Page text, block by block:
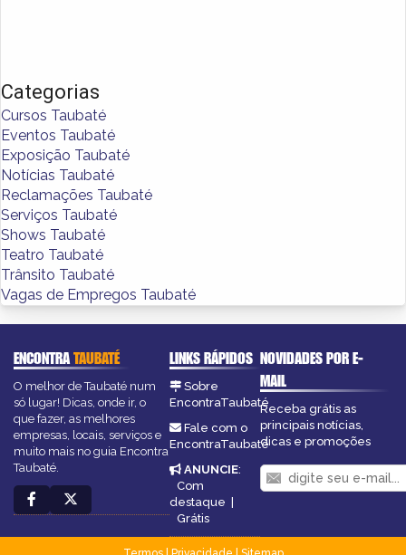
Categorias
Cursos Taubaté
Eventos Taubaté
Exposição Taubaté
Notícias Taubaté
Reclamações Taubaté
Serviços Taubaté
Shows Taubaté
Teatro Taubaté
Trânsito Taubaté
Vagas de Empregos Taubaté
ENCONTRATAUBATÉ
O melhor de Taubaté num
só lugar! Dicas, onde ir, o
que fazer, as melhores
empresas, locais, serviços e
muito mais no guia Encontra
Taubaté.
LINKS RÁPIDOS
Sobre
EncontraTaubaté
Fale com o
EncontraTaubaté
ANUNCIE:
Com
destaque |
Grátis
NOVIDADES POR E-
MAIL
Receba grátis as
principais notícias,
dicas e promoções